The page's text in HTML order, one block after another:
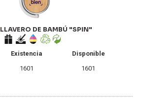
LLAVERO DE BAMBÚ "SPIN"
Existencia
Disponible
1601
1601